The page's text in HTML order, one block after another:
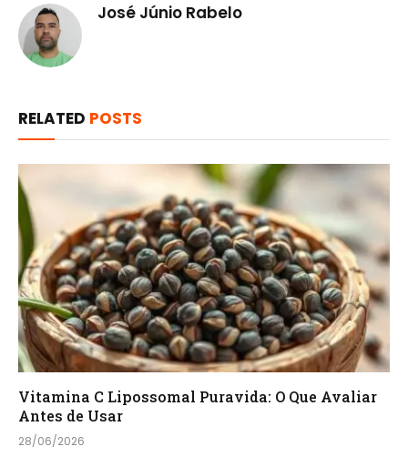
José Júnio Rabelo
RELATED POSTS
Vitamina C Lipossomal Puravida: O Que Avaliar
Antes de Usar
28/06/2026